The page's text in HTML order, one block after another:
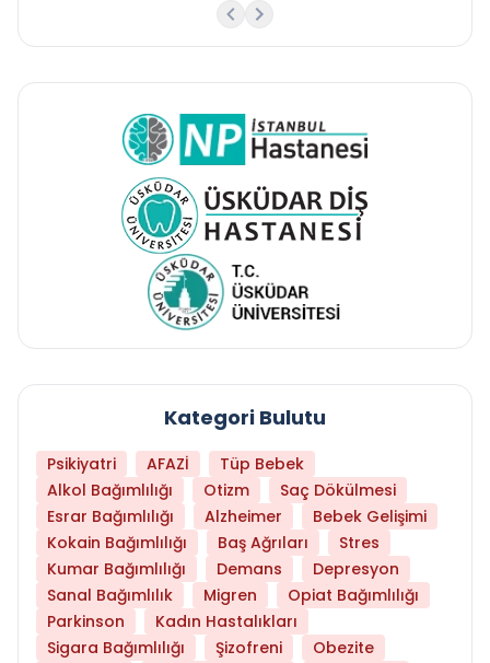
Kategori Bulutu
Psikiyatri AFAZİ
Tüp Bebek
Alkol Bağımlılığı
Otizm
Saç Dökülmesi
Esrar Bağımlılığı
Alzheimer
Bebek Gelişimi
Kokain Bağımlılığı
Baş Ağrıları
Stres
Kumar Bağımlılığı
Demans
Depresyon
Sanal Bağımlılık
Migren
Opiat Bağımlılığı
Parkinson
Kadın Hastalıkları
Sigara Bağımlılığı
Şizofreni
Obezite